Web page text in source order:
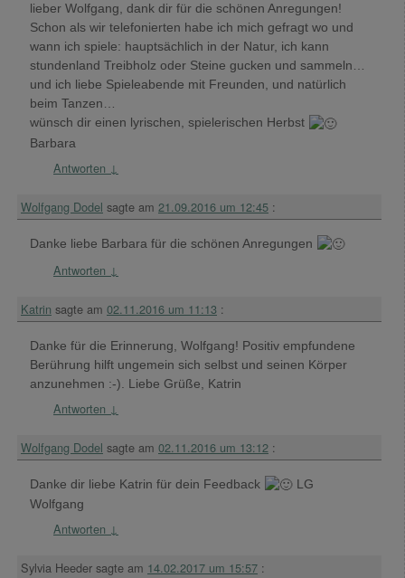
lieber Wolfgang, dank dir für die schönen Anregungen!
Schon als wir telefonierten habe ich mich gefragt wo und
wann ich spiele: hauptsächlich in der Natur, ich kann
stundenland Treibholz oder Steine gucken und sammeln…
und ich liebe Spieleabende mit Freunden, und natürlich
beim Tanzen…
wünsch dir einen lyrischen, spielerischen Herbst
Barbara
Antworten ↓
Wolfgang Dodel sagte am 21.09.2016 um 12:45 :
Danke liebe Barbara für die schönen Anregungen
Antworten ↓
Katrin sagte am 02.11.2016 um 11:13 :
Danke für die Erinnerung, Wolfgang! Positiv empfundene
Berührung hilft ungemein sich selbst und seinen Körper
anzunehmen :-). Liebe Grüße, Katrin
Antworten ↓
Wolfgang Dodel sagte am 02.11.2016 um 13:12 :
Danke dir liebe Katrin für dein Feedback
LG
Wolfgang
Antworten ↓
Sylvia Heeder sagte am 14.02.2017 um 15:57 :